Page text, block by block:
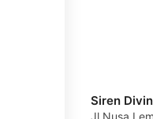
Siren